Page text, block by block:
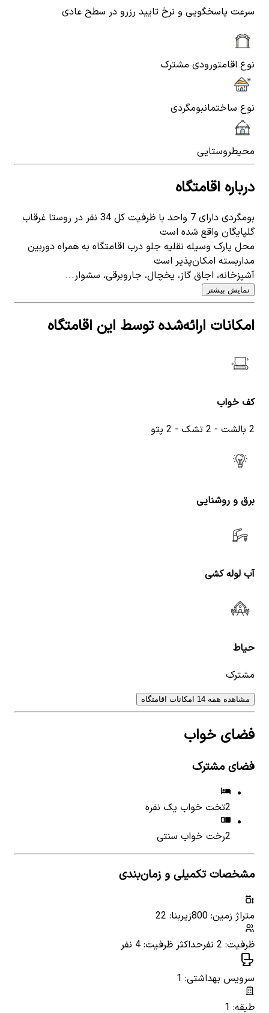
سرعت پاسخگویی و نرخ تایید رزرو در سطح عادی
نوع اقامتورودی مشترک
نوع ساختمانبومگردی
محیطروستایی
درباره اقامتگاه
بومگردی دارای 7 واحد با ظرفیت کل 34 نفر در روستا غرقاب
گلپایگان واقع شده است
محل پارک وسیله نقلیه جلو درب اقامتگاه به همراه دوربین
مداربسته امکان‌پذیر است
آشپزخانه، اجاق گاز، یخچال، جاروبرقی، سشوار...
نمایش بیشتر
امکانات ارائه‌شده توسط این اقامتگاه
کف خواب
2 بالشت - 2 تشک - 2 پتو
برق و روشنایی
آب لوله کشی
حیاط
مشترک
مشاهده همه 14 امکانات اقامتگاه
فضای خواب
فضای مشترک
2تخت خواب یک نفره
2رخت خواب سنتی
مشخصات تکمیلی و زمان‌بندی
متراژ زمین: 800
زیربنا: 22
ظرفیت: 2 نفر
حداکثر ظرفیت: 4 نفر
سرویس بهداشتی: 1
طبقه: 1